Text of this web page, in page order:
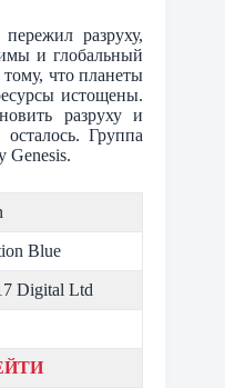
разруху,
и глобальный
что планеты
истощены.
разруху и
Группа
Genesis.
Blue
Digital Ltd